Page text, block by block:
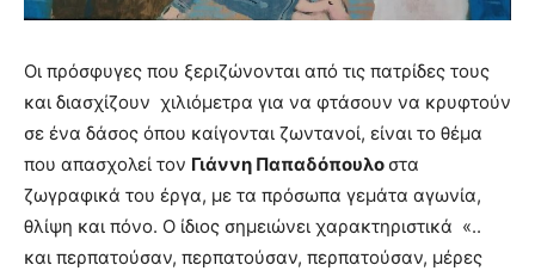
Οι πρόσφυγες που ξεριζώνονται από τις πατρίδες τους
και διασχίζουν χιλιόμετρα για να φτάσουν να κρυφτούν
σε ένα δάσος όπου καίγονται ζωντανοί, είναι το θέμα
που απασχολεί τον Γιάννη Παπαδόπουλο στα
ζωγραφικά του έργα, με τα πρόσωπα γεμάτα αγωνία,
θλίψη και πόνο. Ο ίδιος σημειώνει χαρακτηριστικά «..
και περπατούσαν, περπατούσαν, περπατούσαν, μέρες